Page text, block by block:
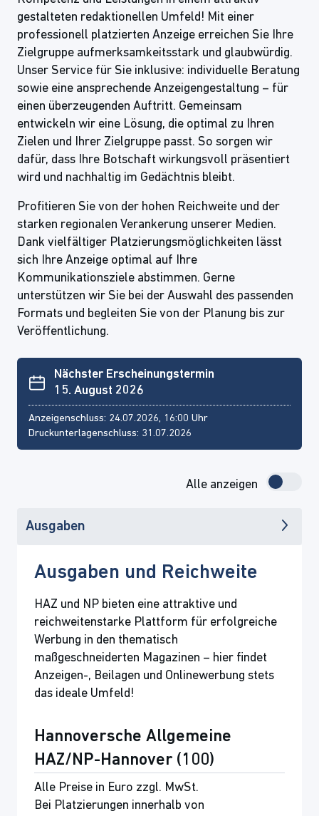
gestalteten redaktionellen Umfeld! Mit einer
professionell platzierten Anzeige erreichen Sie Ihre
Zielgruppe aufmerksamkeitsstark und glaubwürdig.
Unser Service für Sie inklusive: individuelle Beratung
sowie eine ansprechende Anzeigengestaltung – für
einen überzeugenden Auftritt. Gemeinsam
entwickeln wir eine Lösung, die optimal zu Ihren
Zielen und Ihrer Zielgruppe passt. So sorgen wir
dafür, dass Ihre Botschaft wirkungsvoll präsentiert
wird und nachhaltig im Gedächtnis bleibt.
Profitieren Sie von der hohen Reichweite und der
starken regionalen Verankerung unserer Medien.
Dank vielfältiger Platzierungsmöglichkeiten lässt
sich Ihre Anzeige optimal auf Ihre
Kommunikationsziele abstimmen. Gerne
unterstützen wir Sie bei der Auswahl des passenden
Formats und begleiten Sie von der Planung bis zur
Veröffentlichung.
Nächster Erscheinungstermin
15. August 2026
Anzeigenschluss: 24.07.2026, 16:00 Uhr
Druckunterlagenschluss: 31.07.2026
Alle anzeigen
Ausgaben
Ausgaben und Reichweite
HAZ und NP bieten eine attraktive und
reichweitenstarke Plattform für erfolgreiche
Werbung in den thematisch
maßgeschneiderten Magazinen – hier findet
Anzeigen-, Beilagen und Onlinewerbung stets
das ideale Umfeld!
Hannoversche Allgemeine
HAZ/NP-Hannover (100)
Alle Preise in Euro zzgl. MwSt.
Bei Platzierungen innerhalb von